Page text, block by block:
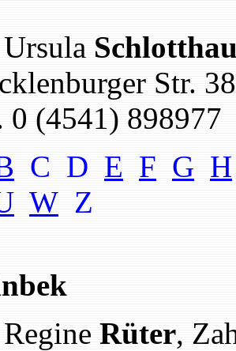
Str.
0 (4541) 898977
C D E F G H
W Z
Rüter,